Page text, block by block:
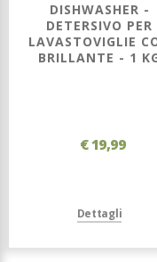
DISHWASHER -
DETERSIVO PER
LAVASTOVIGLIE
BRILLANTE - 1
€ 19,99
Dettagli